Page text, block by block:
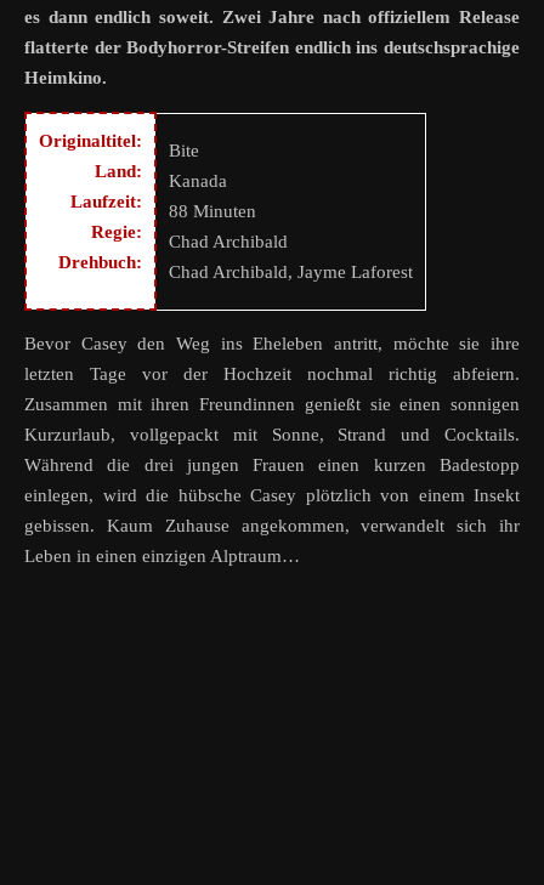
es dann endlich soweit. Zwei Jahre nach offiziellem Release
flatterte der Bodyhorror-Streifen endlich ins deutschsprachige
Heimkino.
Originaltitel:
Land:
Laufzeit:
Regie:
Drehbuch:
Bite
Kanada
88 Minuten
Chad Archibald
Chad Archibald, Jayme Laforest
Bevor Casey den Weg ins Eheleben antritt, möchte sie ihre
letzten Tage vor der Hochzeit nochmal richtig abfeiern.
Zusammen mit ihren Freundinnen genießt sie einen sonnigen
Kurzurlaub, vollgepackt mit Sonne, Strand und Cocktails.
Während die drei jungen Frauen einen kurzen Badestopp
einlegen, wird die hübsche Casey plötzlich von einem Insekt
gebissen. Kaum Zuhause angekommen, verwandelt sich ihr
Leben in einen einzigen Alptraum…